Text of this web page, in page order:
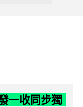
一收同步獨